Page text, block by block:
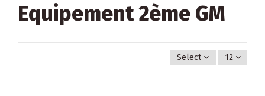
Equipement 2ème GM
Select 12